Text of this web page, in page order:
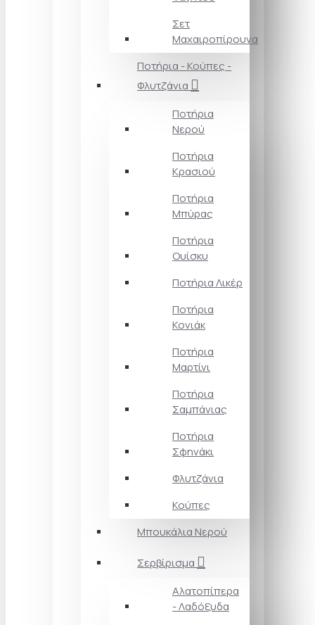
Σετ
Μαχαιροπίρουνα
Ποτήρια - Κούπες -
Φλυτζάνια
Ποτήρια
Νερού
Ποτήρια
Κρασιού
Ποτήρια
Μπύρας
Ποτήρια
Ουίσκυ
Ποτήρια Λικέρ
Ποτήρια
Κονιάκ
Ποτήρια
Μαρτίνι
Ποτήρια
Σαμπάνιας
Ποτήρια
Σφηνάκι
Φλυτζάνια
Κούπες
Μπουκάλια Νερού
Σερβίρισμα
Αλατοπίπερα
- Λαδόξυδα